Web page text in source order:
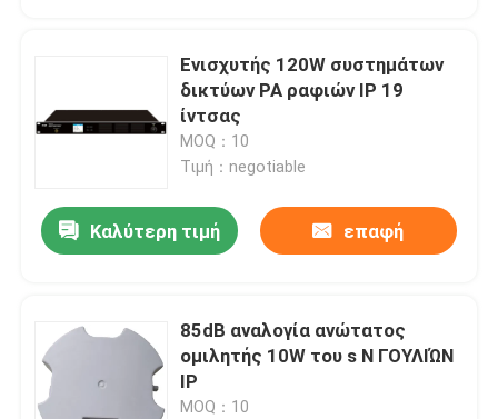
Ενισχυτής 120W συστημάτων
δικτύων PA ραφιών IP 19
ίντσας
MOQ：10
Τιμή：negotiable
Καλύτερη τιμή επαφή
85dB αναλογία ανώτατος
ομιλητής 10W του s Ν ΓΟΥΛΙΏΝ
IP
MOQ：10